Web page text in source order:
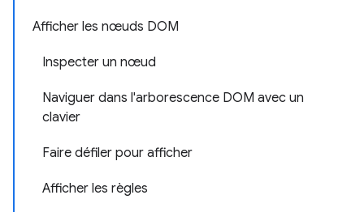
Afficher les nœuds DOM
Inspecter un nœud
Naviguer dans l'arborescence DOM avec un
clavier
Faire défiler pour afficher
Afficher les règles